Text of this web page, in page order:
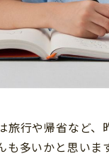
行や帰省など、
多いかと思います